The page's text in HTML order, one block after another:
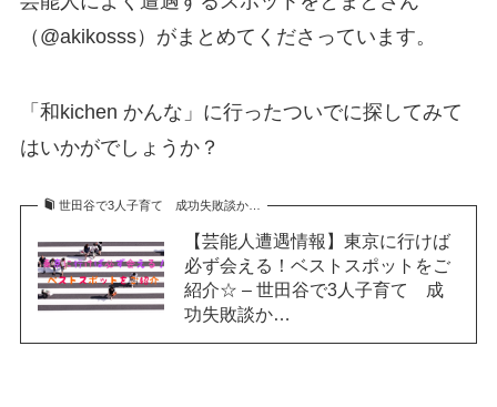
（@akikosss）がまとめてくださっています。
「和kichen かんな」に行ったついでに探してみて
はいかがでしょうか？
世田谷で3人子育て 成功失敗談か…
【芸能人遭遇情報】東京に行けば
必ず会える！ベストスポットをご
紹介☆ – 世田谷で3人子育て 成
功失敗談か…